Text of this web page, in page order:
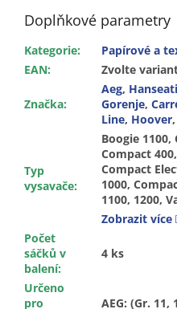
Doplňkové parametry
Kategorie:
Papírové a
EAN: Zvolte
Značka:
Aeg,
Gorenje,
Line, Hoover,
Typ
vysavače:
Boogie 1100,
Compact
Compact
1000,
1100, 1200,
499, Vampyr
Compact
1100, 1200,
Zobrazit více
Počet
sáčků v
balení:
4 ks
Určeno
pro
AEG: (Gr.